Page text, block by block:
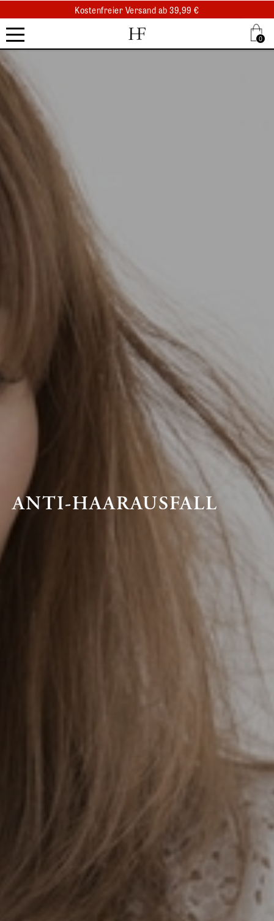
.
.
.
0
Kostenfreier Versand ab 39,99 €
Kostenfreier Abholung am selben Tag
ANTI-HAARAUSFALL